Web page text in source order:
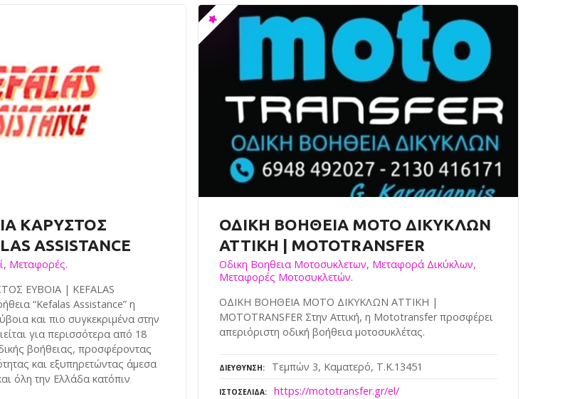
ΚΑΡΥΣΤΟΣ
ASSISTANCE
Μεταφορές.
ΕΥΒΟΙΑ | KEFALAS
“Kefalas Assistance” η
και πιο συγκεκριμένα στην
για περισσότερα από 18
βοήθειας, προσφέροντας
και εξυπηρετώντας άμεσα
όλη την Ελλάδα κατόπιν
ΟΔΙΚΗ ΒΟΗΘΕΙΑ ΜΟΤΟ ΔΙΚΥΚΛΩΝ
ΑΤΤΙΚΗ | MOTOTRANSFER
Οδικη Βοηθεια Μοτοσυκλετων, Μεταφορά Δικύκλων,
Μεταφορές Μοτοσυκλετών.
ΟΔΙΚΗ ΒΟΗΘΕΙΑ ΜΟΤΟ ΔΙΚΥΚΛΩΝ ΑΤΤΙΚΗ |
MOTOTRANSFER Στην Αττική, η Mototransfer προσφέρει
απεριόριστη οδική βοήθεια μοτοσυκλέτας.
ΔΙΕΎΘΥΝΣΗ Τεμπών 3, Καματερό, Τ.Κ.13451
ΙΣΤΟΣΕΛΊΔΑ https://mototransfer.gr/el/